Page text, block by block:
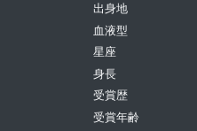
出身地
血液型
星座
身長
受賞歴
受賞年齢